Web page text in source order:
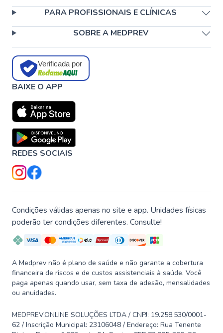
PARA PROFISSIONAIS E CLÍNICAS
SOBRE A MEDPREV
Verificada por
BAIXE O APP
REDES SOCIAIS
Condições válidas apenas no site e app. Unidades físicas
poderão ter condições diferentes. Consulte!
A Medprev não é plano de saúde e não garante a cobertura
financeira de riscos e de custos assistenciais à saúde. Você
paga apenas quando usar, sem taxa de adesão, mensalidades
ou anuidades.
MEDPREV.ONLINE SOLUÇÕES LTDA / CNPJ: 19.258.530/0001-
62 / Inscrição Municipal: 23106048 / Endereço: Rua Tenente